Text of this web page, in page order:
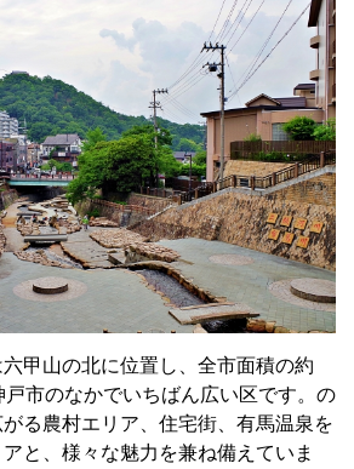
甲山の北に位置し、全市面積の約
戸市のなかでいちばん広い区です。の
る農村エリア、住宅街、有馬温泉を
と、様々な魅力を兼ね備えていま